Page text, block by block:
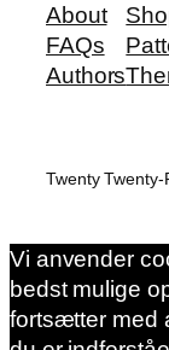
About
FAQs
Authors
Twenty Twenty-
Vi anvender
bedst mulige
fortsætter med